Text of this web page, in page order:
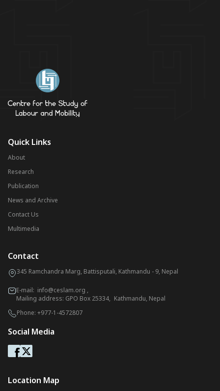
Quick Links
About
Research
Publication
News and Archive
Contact Us
Multimedia
Contact
345 Ramchandra Marg, Battisputali, Kathmandu - 9, Nepal
E-mail: info@ceslam.org ,
Mailing address: GPO Box 25334, Kathmandu, Nepal
Phone: +977-1-4572807
Social Media
Location Map